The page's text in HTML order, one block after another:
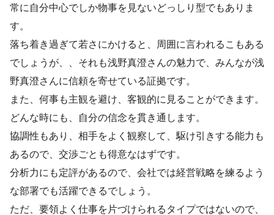
常に自分中心でしか物事を見ないどっしり型でもありま
す。
落ち着き過ぎて若さにかけると、周囲に言われるこもある
でしょうが、、それも浅野真澄さんの魅力で、みんなが浅
野真澄さんに信頼を寄せている証拠です。
また、何事も主観を避け、客観的に見ることができます。
どんな時にも、自分の信念を貫き通します。
協調性もあり、相手をよく観察して、駆け引きする能力も
あるので、交渉ごとも得意なはずです。
分析力にも定評があるので、会社では経営戦略を練るよう
な部署でも活躍できるでしょう。
ただ、要領よく仕事を片づけられるタイプではないので、